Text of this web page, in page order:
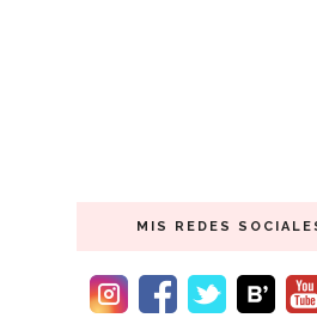
MIS REDES